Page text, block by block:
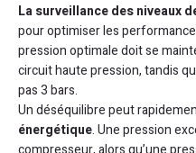
La surveillance des niveaux
pour optimiser les
pression optimale doit se
circuit haute pression, tandis
pas 3 bars.
Un déséquilibre peut
énergétique. Une pression